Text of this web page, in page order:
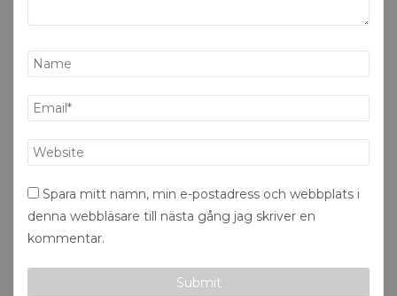
Spara mitt namn, min e-postadress och webbplats i
denna webbläsare till nästa gång jag skriver en
kommentar.